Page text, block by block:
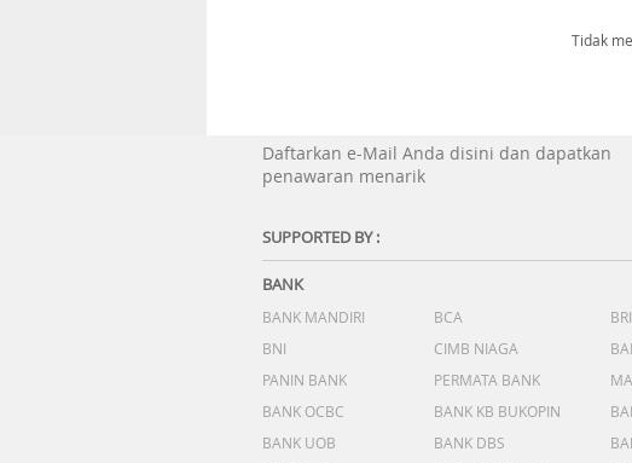
Tidak
Daftarkan e-Mail Anda disini dan dapatkan
penawaran menarik
SUPPORTED BY :
BANK
BANK MANDIRI BCA
BRI
BNI
CIMB NIAGA
PANIN BANK
PERMATA BANK
BANK OCBC
BANK KB BUKOPIN
BANK UOB
BANK DBS